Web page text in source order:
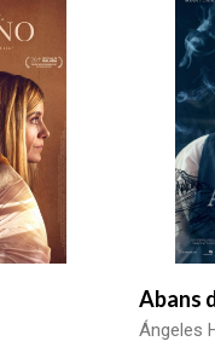
Abans
Ángeles